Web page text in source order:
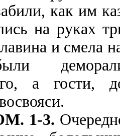
как им
на руках
и смела
а гости,
1-3.